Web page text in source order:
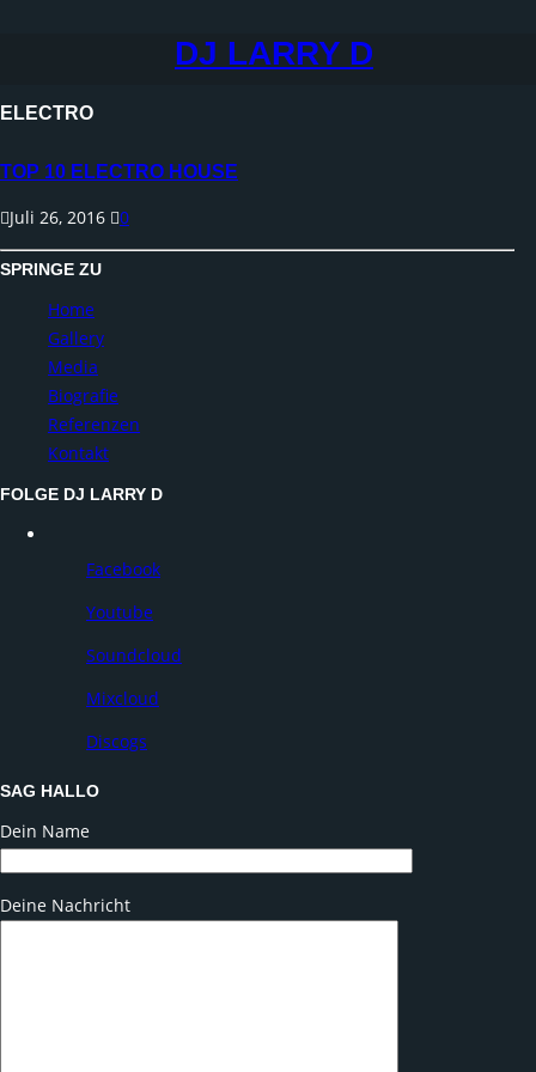
DJ LARRY D
ELECTRO
TOP 10 ELECTRO HOUSE
Juli 26, 2016 0
SPRINGE ZU
Home
Gallery
Media
Biografie
Referenzen
Kontakt
FOLGE DJ LARRY D
Facebook
Youtube
Soundcloud
Mixcloud
Discogs
SAG HALLO
Dein Name
Deine Nachricht